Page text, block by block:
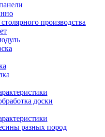
производства
доски
разных пород